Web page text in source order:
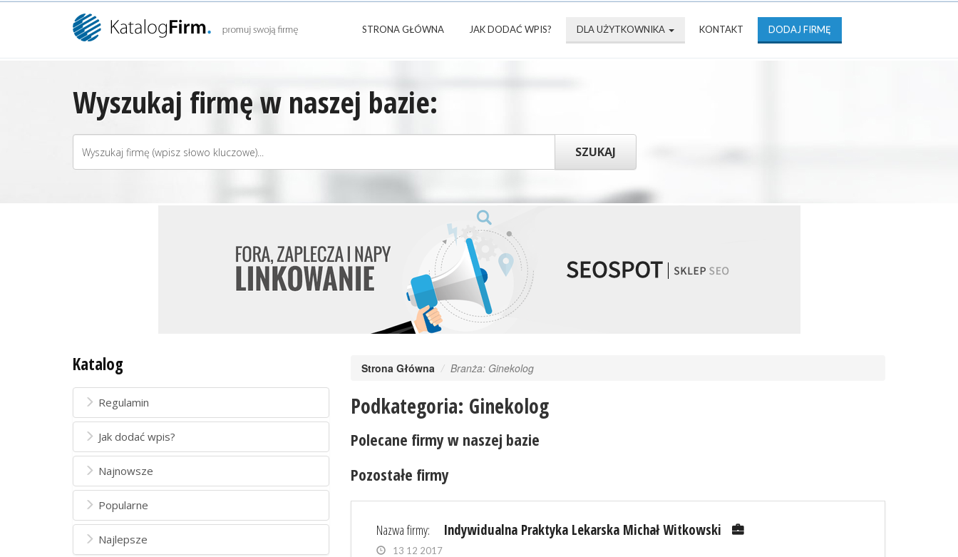
STRONA GŁÓWNA JAK DODAĆ WPIS? DLA UŻYTKOWNIKA KONTAKT DODAJ FIRMĘ
Wyszukaj firmę w naszej bazie:
Katalog
Regulamin
Jak dodać wpis?
Najnowsze
Popularne
Najlepsze
Strona Główna Branża: Ginekolog
Podkategoria: Ginekolog
Polecane firmy w naszej bazie
Pozostałe firmy
Nazwa firmy: Indywidualna Praktyka Lekarska Michał Witkowski
13 12 2017